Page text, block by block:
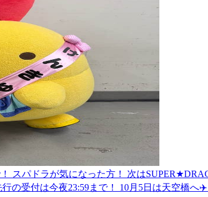
スパドラが気になった方！ 次は
の受付は今夜23:59まで！ 10月5日は天空橋へ